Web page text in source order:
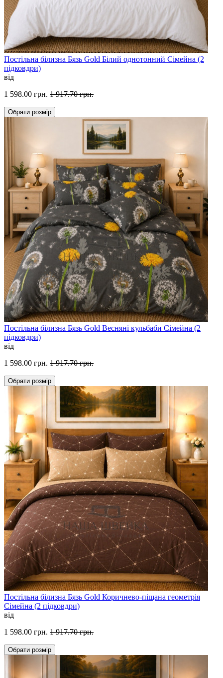
Постільна білизна Бязь Gold Білий однотонний Сімейна (2
підковдри)
від
1 598.00 грн. 1 917.70 грн.
Обрати розмір
Постільна білизна Бязь Gold Весняні кульбаби Сімейна (2
підковдри)
від
1 598.00 грн. 1 917.70 грн.
Обрати розмір
Постільна білизна Бязь Gold Коричнево-піщана геометрія
Сімейна (2 підковдри)
від
1 598.00 грн. 1 917.70 грн.
Обрати розмір